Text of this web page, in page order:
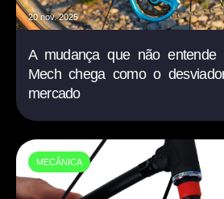
20 nov. 2025
A mudança que não entende
Mech chega como o
mercado
MECÂNICA